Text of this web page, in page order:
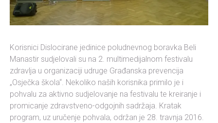
Korisnici Dislocirane jedinice poludnevnog boravka Beli
Manastir sudjelovali su na 2. multimedijalnom festivalu
zdravlja u organizaciji udruge Građanska prevencija
„Osječka škola“. Nekoliko naših korisnika primilo je i
pohvalu za aktivno sudjelovanje na festivalu te kreiranje i
promicanje zdravstveno-odgojnih sadržaja. Kratak
program, uz uručenje pohvala, održan je 28. travnja 2016.